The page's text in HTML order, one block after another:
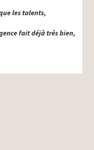
les talents,
fait déjà très bien,